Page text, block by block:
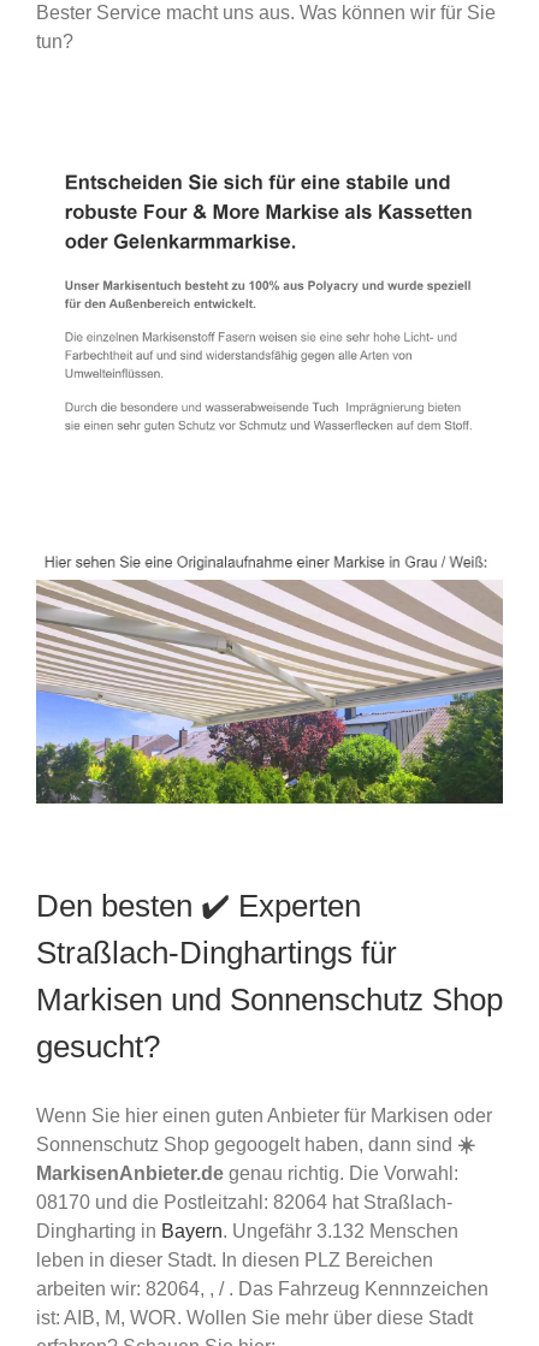
Bester Service macht uns aus. Was können wir für Sie
tun?
Den besten ✔️ Experten
Straßlach-Dinghartings für
Markisen und Sonnenschutz Shop
gesucht?
Wenn Sie hier einen guten Anbieter für Markisen oder
Sonnenschutz Shop gegoogelt haben, dann sind ☀️
MarkisenAnbieter.de genau richtig. Die Vorwahl:
08170 und die Postleitzahl: 82064 hat Straßlach-
Dingharting in Bayern. Ungefähr 3.132 Menschen
leben in dieser Stadt. In diesen PLZ Bereichen
arbeiten wir: 82064, , / . Das Fahrzeug Kennnzeichen
ist: AIB, M, WOR. Wollen Sie mehr über diese Stadt